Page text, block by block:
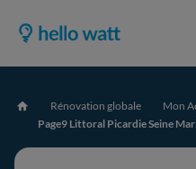
Accueil Rénovation globale Mon
Page9 Littoral Picardie Seine